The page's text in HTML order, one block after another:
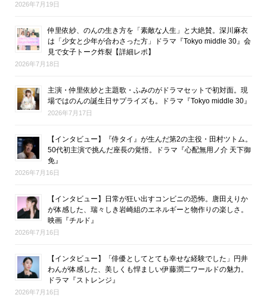
2026年7月19日
仲里依紗、のんの生き方を「素敵な人生」と大絶賛。深川麻衣
は「少女と少年が合わさった方」ドラマ『Tokyo middle 30』会
見で女子トーク炸裂【詳細レポ】
2026年7月18日
主演・仲里依紗と主題歌・ふみのがドラマセットで初対面。現
場ではのんの誕生日サプライズも。ドラマ『Tokyo middle 30』
2026年7月17日
【インタビュー】『侍タイ』が生んだ第2の主役・田村ツトム。
50代初主演で挑んだ座長の覚悟。ドラマ『心配無用ノ介 天下御
免』
2026年7月16日
【インタビュー】日常が狂い出すコンビニの恐怖。唐田えりか
が体感した、瑞々しき岩崎組のエネルギーと物作りの楽しさ。
映画『チルド』
2026年7月16日
【インタビュー】「俳優としてとても幸せな経験でした」円井
わんが体感した、美しくも悍ましい伊藤潤二ワールドの魅力。
ドラマ『ストレンジ』
2026年7月16日